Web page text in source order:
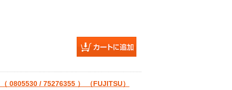
0805530 / 75276355 ） （FUJITSU）